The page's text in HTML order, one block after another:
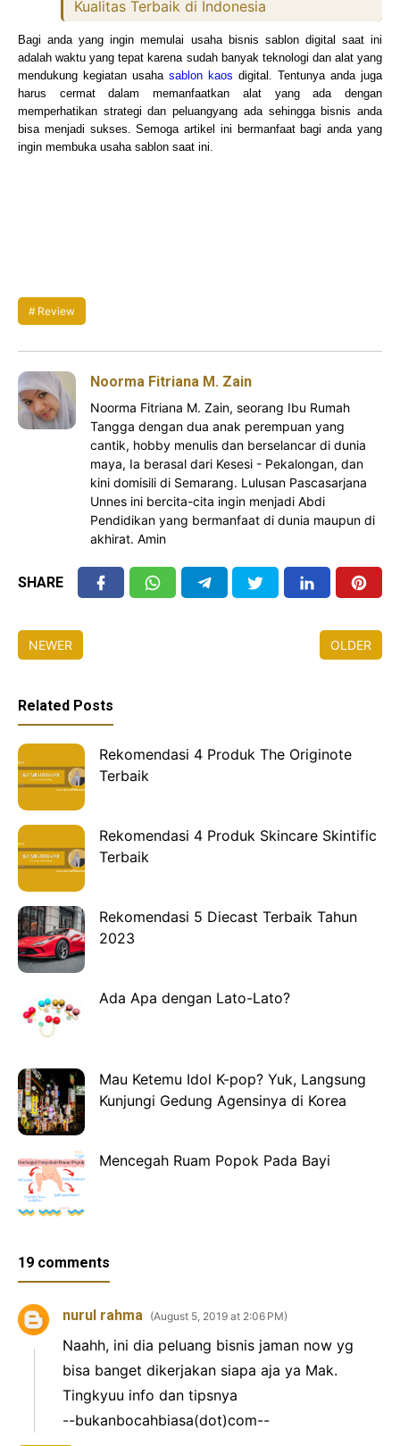
Kualitas Terbaik di Indonesia
Bagi anda yang ingin memulai usaha bisnis sablon digital saat ini
adalah waktu yang tepat karena sudah banyak teknologi dan alat yang
mendukung kegiatan usaha sablon kaos digital. Tentunya anda juga
harus cermat dalam memanfaatkan alat yang ada dengan
memperhatikan strategi dan peluangyang ada sehingga bisnis anda
bisa menjadi sukses. Semoga artikel ini bermanfaat bagi anda yang
ingin membuka usaha sablon saat ini.
Review
Noorma Fitriana M. Zain
Noorma Fitriana M. Zain, seorang Ibu Rumah
Tangga dengan dua anak perempuan yang
cantik, hobby menulis dan berselancar di dunia
maya, Ia berasal dari Kesesi - Pekalongan, dan
kini domisili di Semarang. Lulusan Pascasarjana
Unnes ini bercita-cita ingin menjadi Abdi
Pendidikan yang bermanfaat di dunia maupun di
akhirat. Amin
SHARE
NEWER OLDER
Related Posts
Rekomendasi 4 Produk The Originote
Terbaik
Rekomendasi 4 Produk Skincare Skintific
Terbaik
Rekomendasi 5 Diecast Terbaik Tahun
2023
Ada Apa dengan Lato-Lato?
Mau Ketemu Idol K-pop? Yuk, Langsung
Kunjungi Gedung Agensinya di Korea
Mencegah Ruam Popok Pada Bayi
19 comments
nurul rahma August 5, 2019 at 2:06 PM
Naahh, ini dia peluang bisnis jaman now yg
bisa banget dikerjakan siapa aja ya Mak.
Tingkyuu info dan tipsnya
--bukanbocahbiasa(dot)com--